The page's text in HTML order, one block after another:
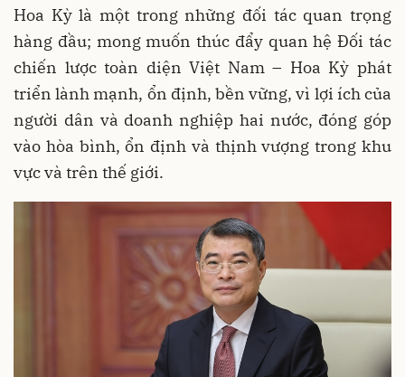
Hoa Kỳ là một trong những đối tác quan trọng
hàng đầu; mong muốn thúc đẩy quan hệ Đối tác
chiến lược toàn diện Việt Nam – Hoa Kỳ phát
triển lành mạnh, ổn định, bền vững, vì lợi ích của
người dân và doanh nghiệp hai nước, đóng góp
vào hòa bình, ổn định và thịnh vượng trong khu
vực và trên thế giới.